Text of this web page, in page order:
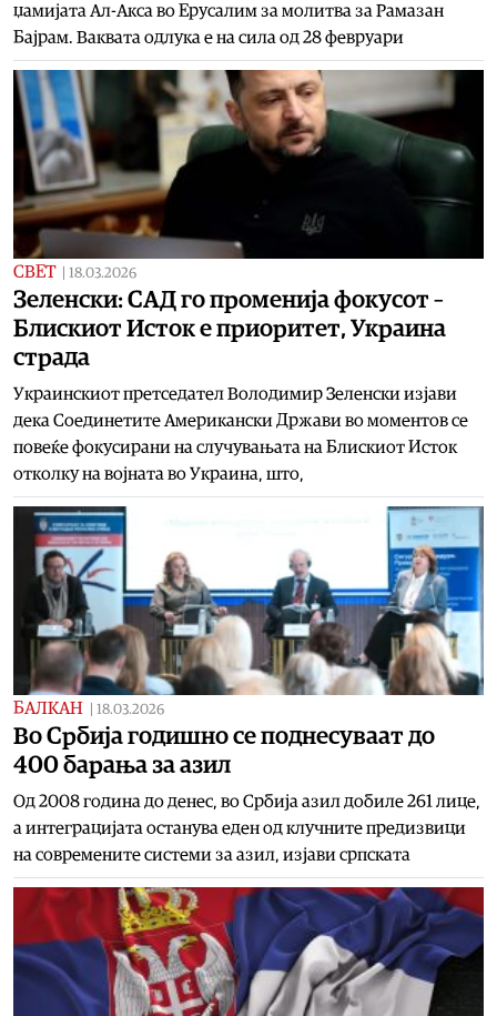
џамијата Ал-Акса во Ерусалим за молитва за Рамазан
Бајрам. Ваквата одлука е на сила од 28 февруари
СВЕТ 18.03.2026
Зеленски: САД го променија фокусот –
Блискиот Исток е приоритет, Украина
страда
Украинскиот претседател Володимир Зеленски изјави
дека Соединетите Американски Држави во моментов се
повеќе фокусирани на случувањата на Блискиот Исток
отколку на војната во Украина, што,
БАЛКАН 18.03.2026
Во Србија годишно се поднесуваат до
400 барања за азил
Од 2008 година до денес, во Србија азил добилe 261 лице,
а интеграцијата останува еден од клучните предизвици
на современите системи за азил, изјави српската